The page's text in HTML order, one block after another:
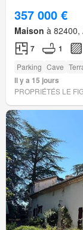
357 000 €
Maison à 82400,
7 1
Parking Cave
Il y a 15 jours
PROPRIÉTÉS LE